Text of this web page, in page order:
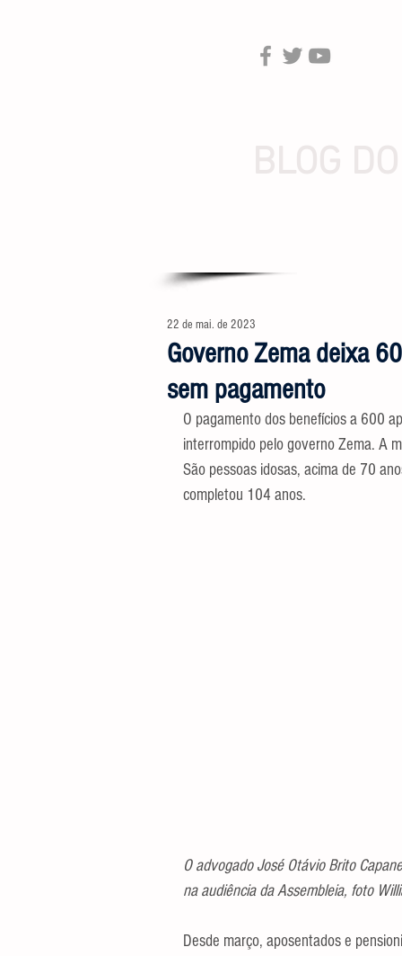
Governo Zema deixa
sem pagamento
22 de mai. de 2023
O pagamento dos benefícios a 600
interrompido pelo governo Zema. A
São pessoas idosas, acima de 70
completou 104 anos.
O advogado José Otávio Brito
na audiência da Assembleia, foto
Desde março, aposentados e